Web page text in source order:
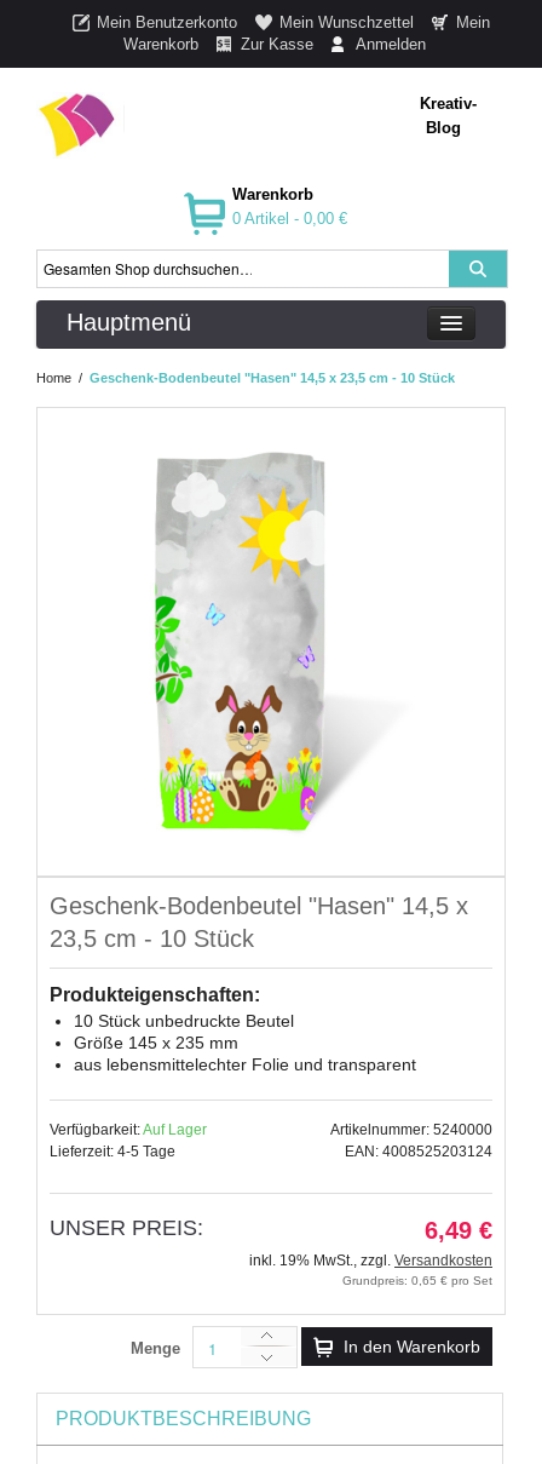
Mein Benutzerkonto Mein Wunschzettel
Mein
Warenkorb
Zur Kasse Anmelden
Kreativ-
Blog
Warenkorb
0 Artikel - 0,00 €
Hauptmenü
Home / Geschenk-Bodenbeutel "Hasen" 14,5 x 23,5 cm - 10 Stück
Geschenk-Bodenbeutel "Hasen" 14,5 x
23,5 cm - 10 Stück
Produkteigenschaften:
10 Stück unbedruckte Beutel
Größe 145 x 235 mm
aus lebensmittelechter Folie und transparent
Verfügbarkeit:Auf Lager
Lieferzeit: 4-5 Tage
Artikelnummer: 5240000
EAN: 4008525203124
UNSER PREIS: 6,49 €
inkl. 19% MwSt., zzgl. Versandkosten
Grundpreis: 0,65 € pro Set
Menge In den Warenkorb
PRODUKTBESCHREIBUNG